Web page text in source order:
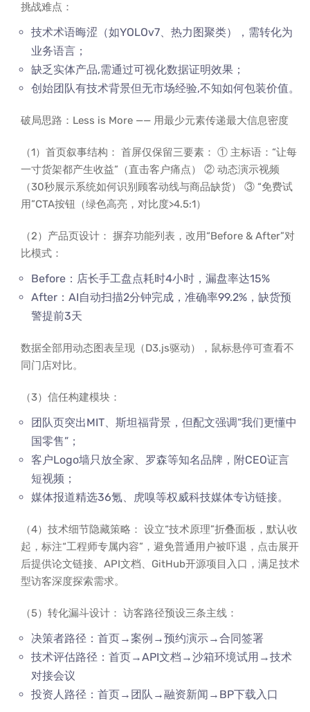
挑战难点：
技术术语晦涩（如YOLOv7、热力图聚类），需转化为
业务语言；
缺乏实体产品,需通过可视化数据证明效果；
创始团队有技术背景但无市场经验,不知如何包装价值。
破局思路：Less is More —— 用最少元素传递最大信息密度
（1）首页叙事结构： 首屏仅保留三要素： ① 主标语：“让每
一寸货架都产生收益”（直击客户痛点） ② 动态演示视频
（30秒展示系统如何识别顾客动线与商品缺货） ③ “免费试
用”CTA按钮（绿色高亮，对比度>4.5:1）
（2）产品页设计： 摒弃功能列表，改用“Before & After”对
比模式：
Before：店长手工盘点耗时4小时，漏盘率达15%
After：AI自动扫描2分钟完成，准确率99.2%，缺货预
警提前3天
数据全部用动态图表呈现（D3.js驱动），鼠标悬停可查看不
同门店对比。
（3）信任构建模块：
团队页突出MIT、斯坦福背景，但配文强调“我们更懂中
国零售”；
客户Logo墙只放全家、罗森等知名品牌，附CEO证言
短视频；
媒体报道精选36氪、虎嗅等权威科技媒体专访链接。
（4）技术细节隐藏策略： 设立“技术原理”折叠面板，默认收
起，标注“工程师专属内容”，避免普通用户被吓退，点击展开
后提供论文链接、API文档、GitHub开源项目入口，满足技术
型访客深度探索需求。
（5）转化漏斗设计： 访客路径预设三条主线：
决策者路径：首页→案例→预约演示→合同签署
技术评估路径：首页→API文档→沙箱环境试用→技术
对接会议
投资人路径：首页→团队→融资新闻→BP下载入口